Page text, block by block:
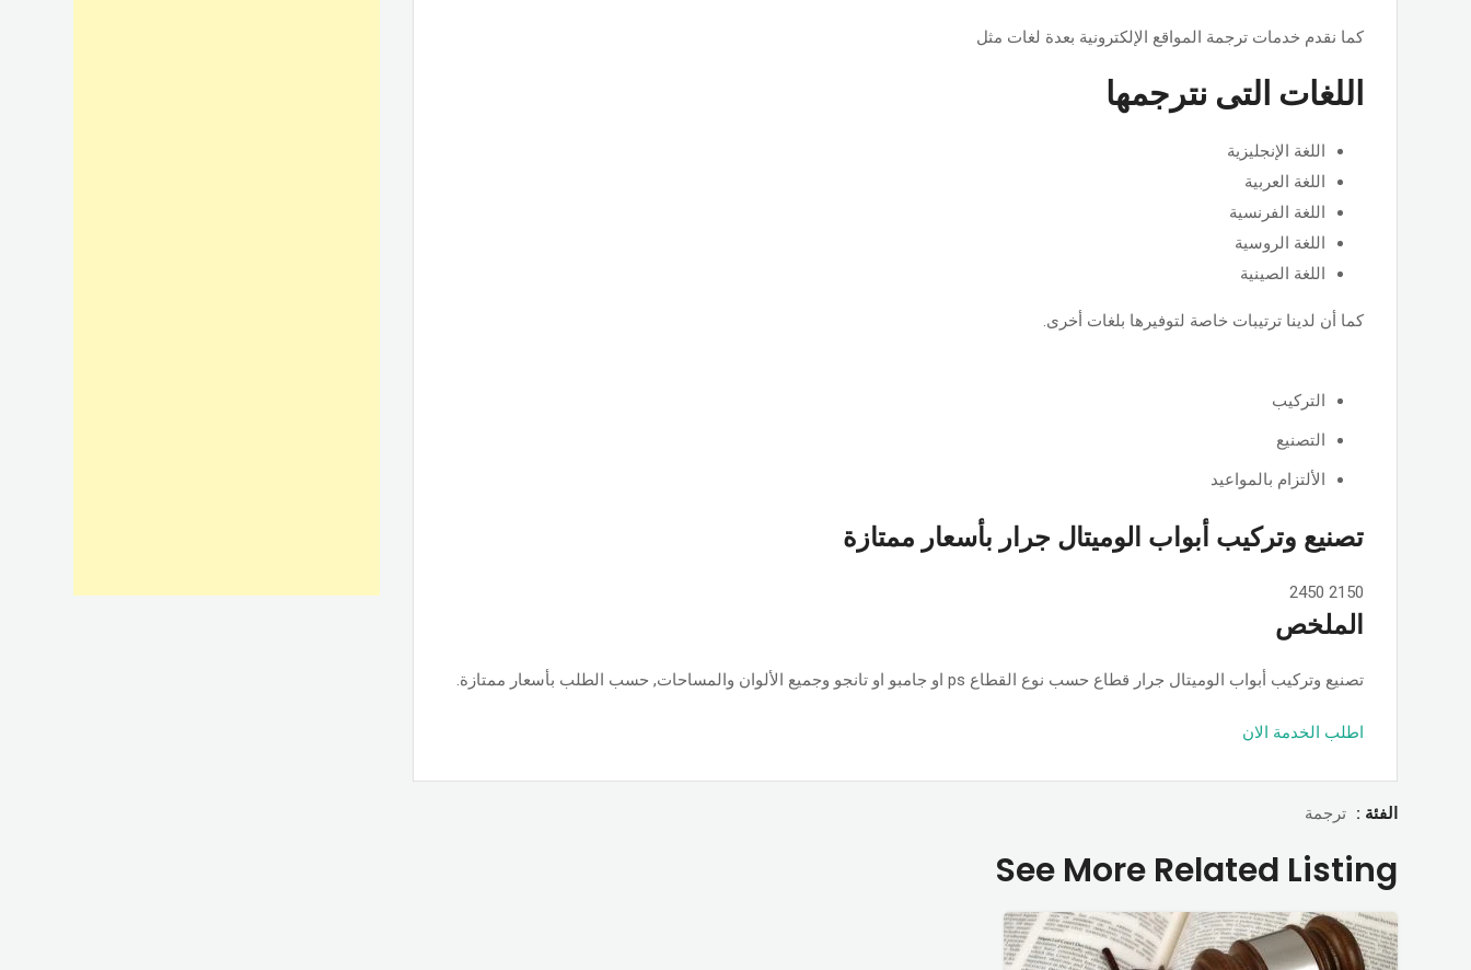
كما نقدم خدمات ترجمة المواقع الإلكترونية بعدة لغات مثل
اللغات التى نترجمها
اللغة الإنجليزية
اللغة العربية
اللغة الفرنسية
اللغة الروسية
اللغة الصينية
كما أن لدينا ترتيبات خاصة لتوفيرها بلغات أخرى.
التركيب
التصنيع
الألتزام بالمواعيد
تصنيع وتركيب أبواب الوميتال جرار بأسعار ممتازة
2150
2450
الملخص
تصنيع وتركيب أبواب الوميتال جرار قطاع حسب نوع القطاع ps او جامبو او تانجو وجميع الألوان والمساحات, حسب الطلب بأسعار ممتازة.
اطلب الخدمة الان
الفئة : ترجمة
See More Related Listing